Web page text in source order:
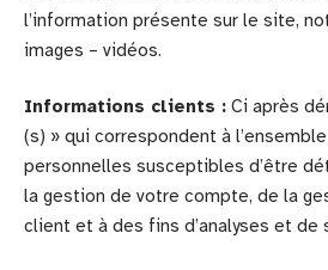
l’information présente sur le site,
images – vidéos.
Informations clients : Ci après
(s) » qui correspondent à
personnelles susceptibles d’être
la gestion de votre compte, de la
client et à des fins d’analyses et de